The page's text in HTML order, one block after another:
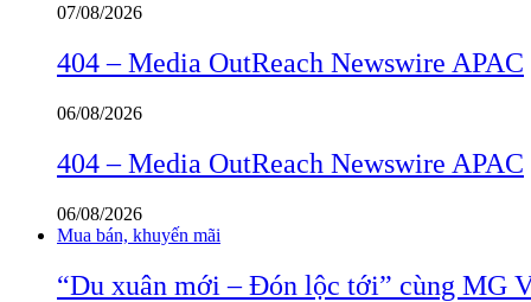
07/08/2026
404 – Media OutReach Newswire APAC
06/08/2026
404 – Media OutReach Newswire APAC
06/08/2026
Mua bán, khuyến mãi
“Du xuân mới – Đón lộc tới” cùng MG